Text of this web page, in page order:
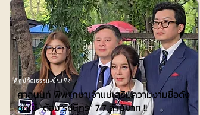
ศาลนนท์ พิพากษาเจ้าแม่เสริมความงามชื่อดัง
ชดใช้ ”ต้อม รัชนีกร“ 7.7 ล้านบาท !!
ศิลปวัฒธรรม-บันเทิง